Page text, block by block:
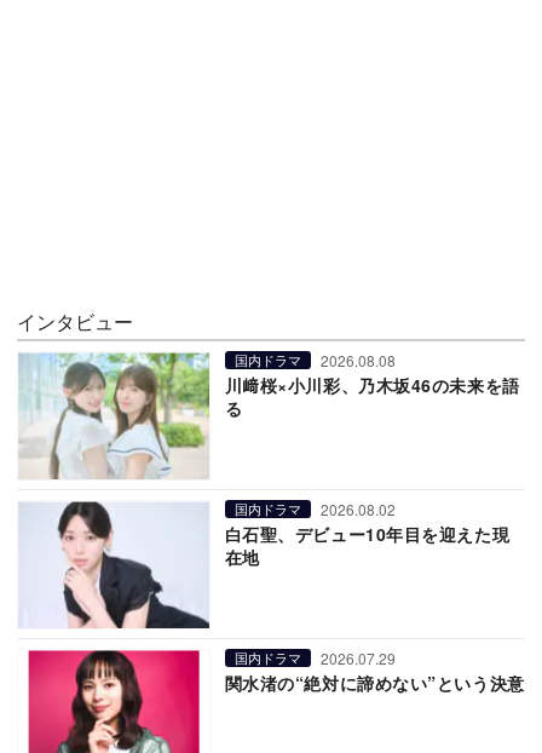
インタビュー
国内ドラマ 2026.08.08
川﨑桜×小川彩、乃木坂46の未来を語
る
国内ドラマ 2026.08.02
白石聖、デビュー10年目を迎えた現
在地
国内ドラマ 2026.07.29
関水渚の“絶対に諦めない”という決意